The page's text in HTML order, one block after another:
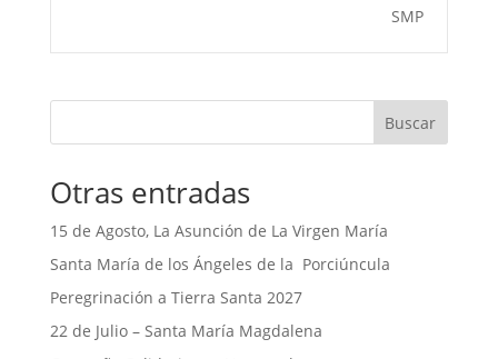
SMP
Buscar
Otras entradas
15 de Agosto, La Asunción de La Virgen María
Santa María de los Ángeles de la Porciúncula
Peregrinación a Tierra Santa 2027
22 de Julio – Santa María Magdalena